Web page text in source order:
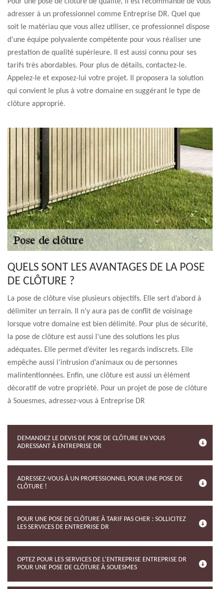
adresser à un professionnel comme Entreprise DR. Quel que
soit le matériau que vous allez utiliser, ce professionnel dispose
d’une équipe polyvalente compétente pour vous réaliser une
prestation de qualité supérieure. Il est aussi connu pour ses
tarifs très abordables. Pour plus de détails, contactez-le.
Appelez-le et exposez-lui votre projet. Il proposera la solution
qui convient le plus à votre domaine en suggérant le type de
clôture approprié.
QUELS SONT LES AVANTAGES DE LA POSE
DE CLÔTURE ?
La pose de clôture vise plusieurs objectifs. Elle sert d’abord à
délimiter un terrain. Il n’y aura pas de conflit de voisinage
lorsque votre domaine est bien délimité. Pour plus de sécurité,
la pose de clôture est aussi l'une des solutions les plus
adéquates. Elle permet d’éviter les regards indiscrets. Elle
empêche aussi l’intrusion d’animaux ou de personnes
malintentionnées. Enfin, une clôture est aussi un élément
décoratif de votre propriété. Pour un projet de pose de clôture
à Souesmes, adressez-vous à Entreprise DR
DEMANDEZ LE DEVIS DE POSE DE CLÔTURE EN VOUS
ADRESSANT À ENTREPRISE DR
ADRESSEZ-VOUS À UN PROFESSIONNEL POUR UNE POSE DE
CLÔTURE !
POUR UNE POSE DE CLÔTURE À TARIF PAS CHER : SOLLICITEZ
LES SERVICES DE ENTREPRISE DR
OPTEZ POUR LES SERVICES DE L’ENTREPRISE ENTREPRISE DR
POUR UNE POSE DE CLÔTURE À SOUESMES